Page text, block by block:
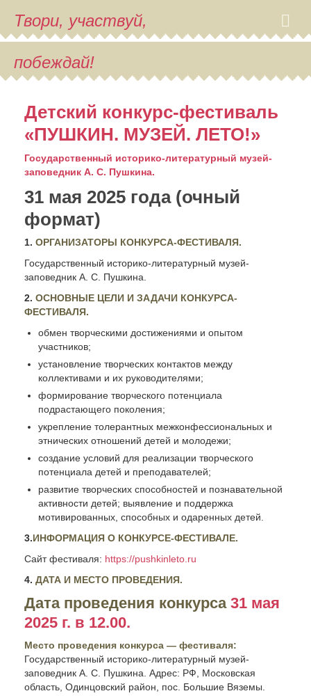
Твори, участвуй,
побеждай!
Детский конкурс-фестиваль
«ПУШКИН. МУЗЕЙ. ЛЕТО!»
Государственный историко-литературный музей-
заповедник А. С. Пушкина.
31 мая 2025 года (очный
формат)
1. ОРГАНИЗАТОРЫ КОНКУРСА-ФЕСТИВАЛЯ.
Государственный историко-литературный музей-
заповедник А. С. Пушкина.
2. ОСНОВНЫЕ ЦЕЛИ И ЗАДАЧИ КОНКУРСА-
ФЕСТИВАЛЯ.
обмен творческими достижениями и опытом
участников;
установление творческих контактов между
коллективами и их руководителями;
формирование творческого потенциала
подрастающего поколения;
укрепление толерантных межконфессиональных и
этнических отношений детей и молодежи;
создание условий для реализации творческого
потенциала детей и преподавателей;
развитие творческих способностей и познавательной
активности детей; выявление и поддержка
мотивированных, способных и одаренных детей.
3.ИНФОРМАЦИЯ О КОНКУРСЕ-ФЕСТИВАЛЕ.
Сайт фестиваля: https://pushkinleto.ru
4. ДАТА И МЕСТО ПРОВЕДЕНИЯ.
Дата проведения конкурса31 мая
2025 г. в 12.00.
Место проведения конкурса — фестиваля:
Государственный историко-литературный музей-
заповедник А. С. Пушкина. Адрес: РФ, Московская
область, Одинцовский район, пос. Большие Вяземы.